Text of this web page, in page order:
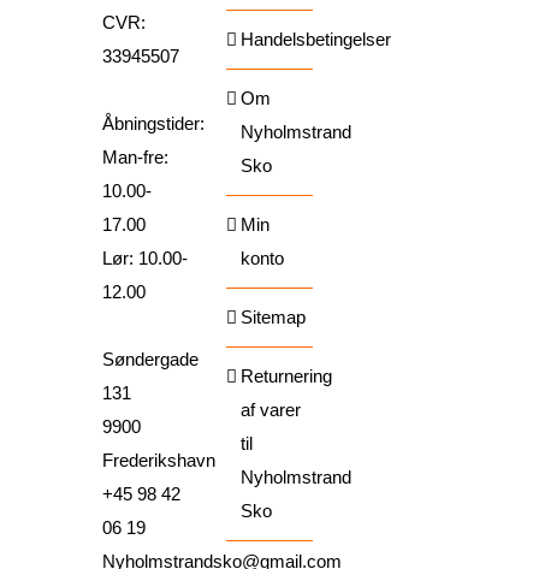
CVR:
33945507
Åbningstider:
Man-fre:
10.00-
17.00
Lør: 10.00-
12.00
Søndergade
131
9900
Frederikshavn
+45 98 42
06 19
Nyholmstrandsko@gmail.com
Handelsbetingelser
Om
Nyholmstrand
Sko
Min
konto
Sitemap
Returnering
af varer
til
Nyholmstrand
Sko